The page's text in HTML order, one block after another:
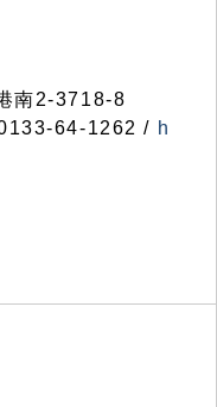
南2-3718-8
64-1262 / h